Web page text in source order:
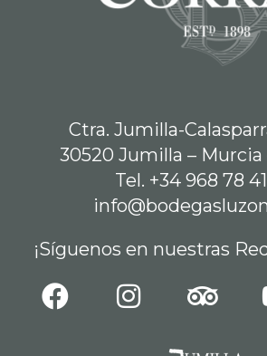
Ctra. Jumilla-
30520 Jumilla – Murcia
Tel. +34 968 78
¡Síguenos en nuestras